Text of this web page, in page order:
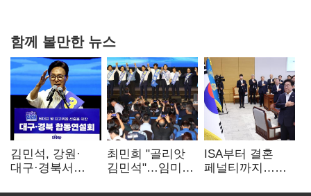
함께 볼만한 뉴스
김민석, 강원·
대구·경북서
최민희 "골리앗
김민석"…임미애
ISA부터 결혼
페널티까지…